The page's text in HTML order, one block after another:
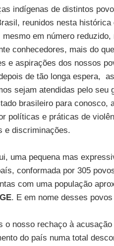
indígenas de distintos
reunidos nesta
mesmo em número
conhecedores, mais do
e aspirações dos nossos
de tão longa espera,
sejam atendidas pelo
brasileiro para conosco,
políticas e práticas de
e discriminações.
uma pequena mas
conformada por 305
com uma população
. E em nome desses povos
o nosso rechaço à
do país numa total